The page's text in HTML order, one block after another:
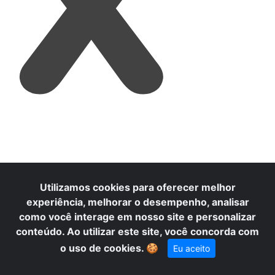
Utilizamos cookies para oferecer melhor
experiência, melhorar o desempenho, analisar
como você interage em nosso site e personalizar
conteúdo. Ao utilizar este site, você concorda com
o uso de cookies. 🍪 Eu aceito